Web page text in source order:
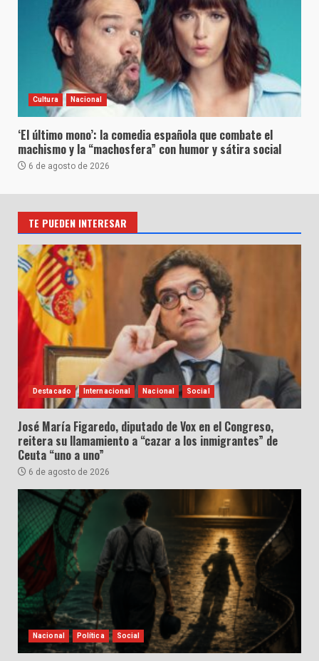
Cultura Nacional
‘El último mono’: la comedia española que combate el
machismo y la “machosfera” con humor y sátira social
6 de agosto de 2026
TE PUEDEN INTERESAR
Destacado Internacional Nacional Social
José María Figaredo, diputado de Vox en el Congreso,
reitera su llamamiento a “cazar a los inmigrantes” de
Ceuta “uno a uno”
6 de agosto de 2026
Nacional Política Social